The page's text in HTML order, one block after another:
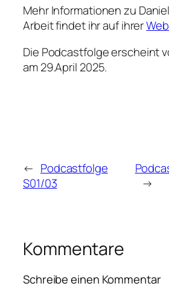
Mehr Informationen zu
Arbeit findet ihr auf ihrer
Die Podcastfolge erscheint
am 29.April 2025.
← Podcastfolge
S01/03
→
Kommentare
Schreibe einen Kommentar